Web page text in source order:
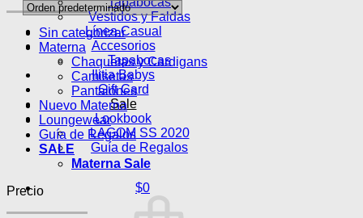
Vestidos y Faldas
Línea Casual
Accesorios
Tapabocas
Ilitia Babys
Gift Card
Sale
Lookbook
LAGOM SS 2020
Guía de Regalos
$0
Sin categorizar
Materna
Chaquetas y Cardigans
Camisetas
Pantalones
Nuevo Materna
Loungewear
Guía de Regalos
SALE
Materna Sale
Precio